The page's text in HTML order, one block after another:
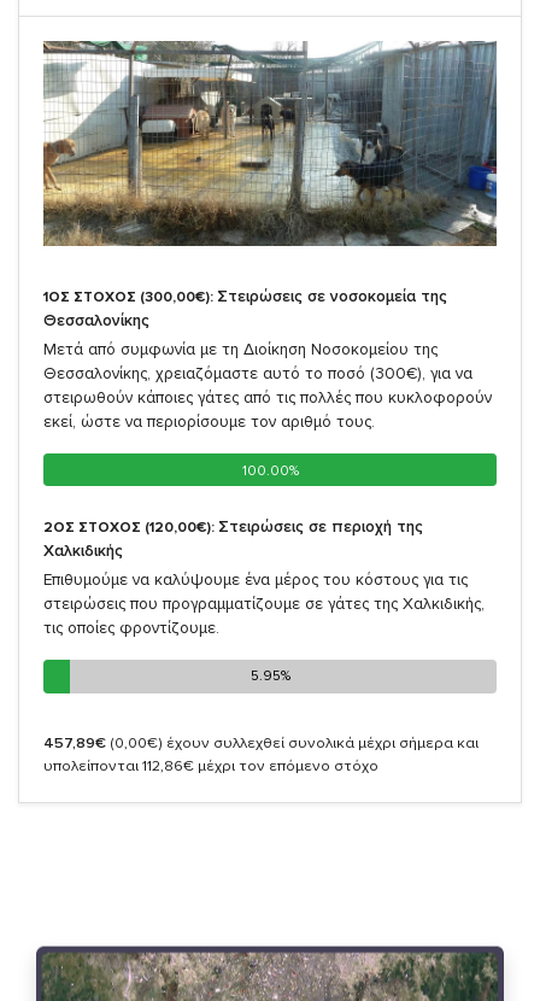
1ΟΣ ΣΤΟΧΟΣ (300,00€): Στειρώσεις σε νοσοκομεία της
Θεσσαλονίκης
Μετά από συμφωνία με τη Διοίκηση Νοσοκομείου της
Θεσσαλονίκης, χρειαζόμαστε αυτό το ποσό (300€), για να
στειρωθούν κάποιες γάτες από τις πολλές που κυκλοφορούν
εκεί, ώστε να περιορίσουμε τον αριθμό τους.
100.00%
100.00%
2ΟΣ ΣΤΟΧΟΣ (120,00€): Στειρώσεις σε περιοχή της
Χαλκιδικής
Επιθυμούμε να καλύψουμε ένα μέρος του κόστους για τις
στειρώσεις που προγραμματίζουμε σε γάτες της Χαλκιδικής,
τις οποίες φροντίζουμε.
5.95%
5.95%
457,89€ (0,00€) έχουν συλλεχθεί συνολικά μέχρι σήμερα και
υπολείπονται 112,86€ μέχρι τον επόμενο στόχο